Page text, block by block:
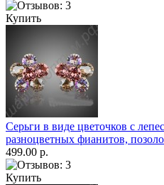
Купить
Серьги в виде цветочков с
разноцветных фианитов,
499.00 р.
Купить